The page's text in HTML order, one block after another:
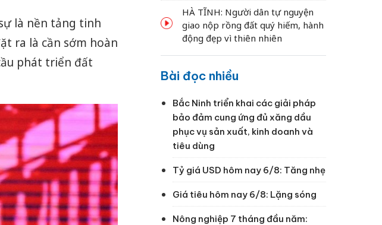
là nền tảng tinh
ra là cần sớm hoàn
phát triển đất
HÀ TĨNH: Người dân tự nguyện
giao nộp rồng đất quý hiếm, hành
động đẹp vì thiên nhiên
Bài đọc nhiều
Bắc Ninh triển khai các giải pháp
bảo đảm cung ứng đủ xăng dầu
phục vụ sản xuất, kinh doanh và
tiêu dùng
Tỷ giá USD hôm nay 6/8: Tăng nhẹ
Giá tiêu hôm nay 6/8: Lặng sóng
Nông nghiệp 7 tháng đầu năm: